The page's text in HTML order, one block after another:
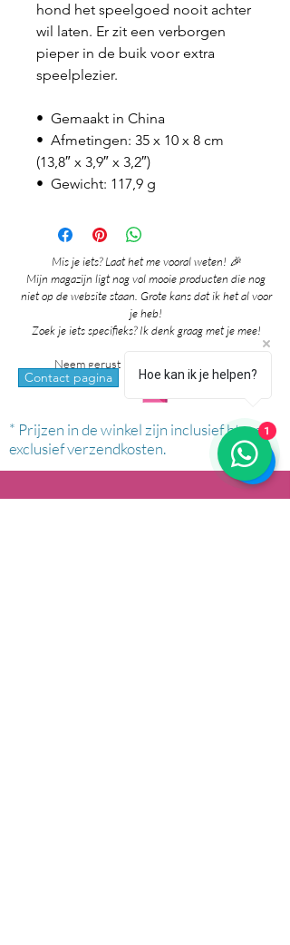
hond het speelgoed nooit achter
wil laten. Er zit een verborgen
pieper in de buik voor extra
speelplezier.
• Gemaakt in China
• Afmetingen: 35 x 10 x 8 cm
(13,8″ x 3,9″ x 3,2″)
• Gewicht: 117,9 g
Mis je iets? Laat het me vooral weten! 🎉
Mijn magazijn ligt nog vol mooie producten die nog
niet op de website staan. Grote kans dat ik het al voor
je heb!
Zoek je iets specifieks? Ik denk graag met je mee!
Neem gerust contact met me op via:
Contact pagina whatsapp
* Prijzen in de winkel zijn inclusief btw en
exclusief verzendkosten.
Hoe kan ik je helpen?
1